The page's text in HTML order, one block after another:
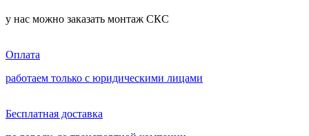
у нас можно заказать монтаж СКС
Оплата
работаем только с юридическими лицами
Бесплатная доставка